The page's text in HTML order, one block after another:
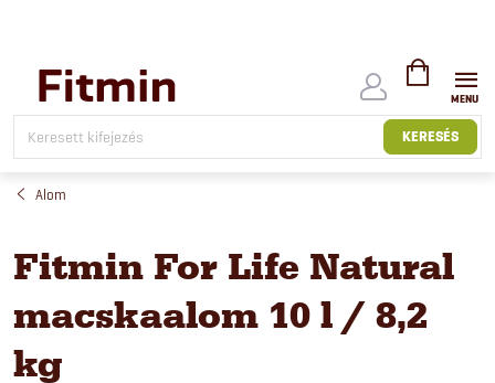
tartalomhoz
KERESÉS
KOSÁR
Alom
Fitmin For Life Natural
macskaalom 10 l / 8,2
kg